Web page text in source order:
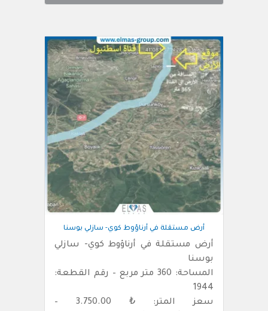
أرض مستقلة في أرناؤوط كوي- سازلي بوسنا
أرض مستقلة في أرناؤوط كوي- سازلي
بوسنا
المساحة: 360 متر مربع – رقم القطعة:
1944
سعز المتر: ₺ 3.750.00 –